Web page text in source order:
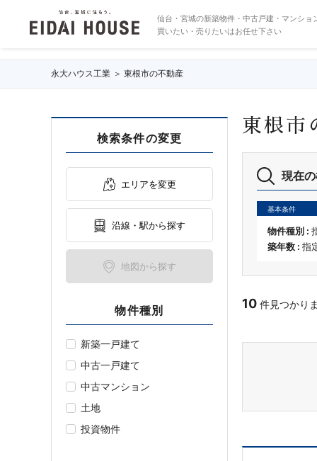
仙台・宮城の新築物件・中古戸建・マンショ
買いたい・売りたいはお任せ下さい
永大ハウス工業 東根市の不動産
検索条件の変更
エリアを変更
沿線・駅から探す
地図から探す
物件種別
新築一戸建て
中古一戸建て
中古マンション
土地
投資物件
東根市
現在
基本条件
物件種別 :
築年数 : 指
10 件見つかり